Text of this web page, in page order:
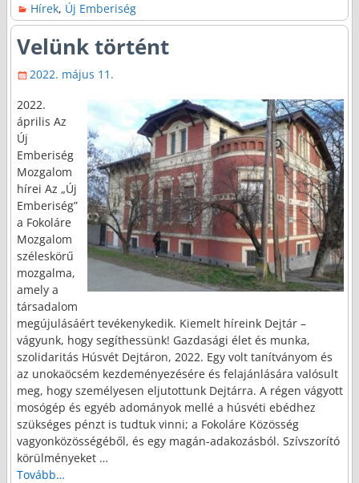
Hírek, Új Emberiség
Velünk történt
2022. május 11.
2022.
április Az
Új
Emberiség
Mozgalom
hírei Az „Új
Emberiség”
a Fokoláre
Mozgalom
széleskörű
mozgalma,
amely a
társadalom
megújulásáért tevékenykedik. Kiemelt híreink Dejtár –
vágyunk, hogy segíthessünk! Gazdasági élet és munka,
szolidaritás Húsvét Dejtáron, 2022. Egy volt tanítványom és
az unokaöcsém kezdeményezésére és felajánlására valósult
meg, hogy személyesen eljutottunk Dejtárra. A régen vágyott
mosógép és egyéb adományok mellé a húsvéti ebédhez
szükséges pénzt is tudtuk vinni; a Fokoláre Közösség
vagyonközösségéből, és egy magán-adakozásból. Szívszorító
körülményeket …
Tovább…